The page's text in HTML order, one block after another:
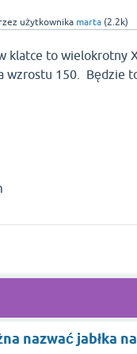
użytkownika marta (2.2k)
klatce to wielokrotny
wzrostu 150. Będzie
nazwać jabłka